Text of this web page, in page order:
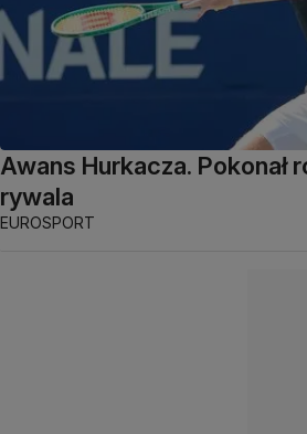
Awans Hurkacza. Pokonał
rywala
EUROSPORT